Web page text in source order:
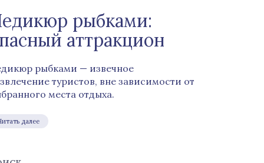
рыбками:
аттракцион
рыбками — извечное
туристов, вне зависимости от
места отдыха.
далее